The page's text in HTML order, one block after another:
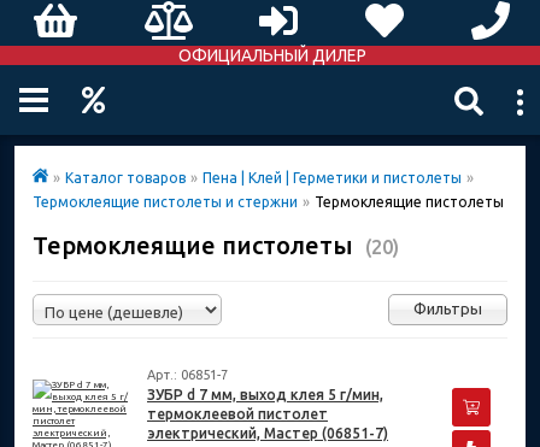
ОФИЦИАЛЬНЫЙ ДИЛЕР
» Каталог товаров » Пена | Клей | Герметики и пистолеты »
Термоклеящие пистолеты и стержни » Термоклеящие пистолеты
Термоклеящие пистолеты (20)
Фильтры
Арт.: 06851-7
ЗУБР d 7 мм, выход клея 5 г/мин,
термоклеевой пистолет
электрический, Мастер (06851-7)